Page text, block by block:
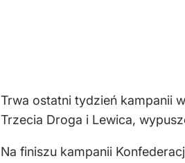
Trwa ostatni tydzień kampanii
Trzecia Droga i Lewica,
Na finiszu kampanii